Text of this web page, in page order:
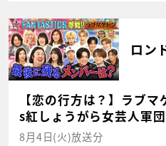
ロン
【恋の行方は？】ラブ
s紅しょうがら女芸人軍団
8月4日(火)放送分